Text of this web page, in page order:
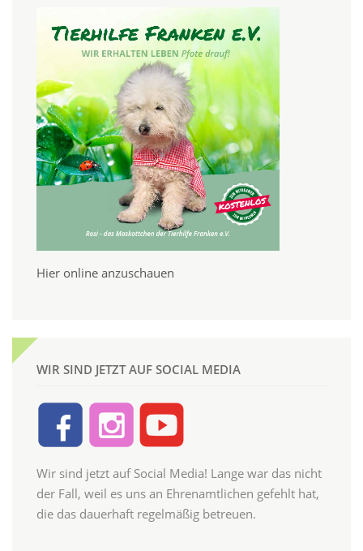
Hier online anzuschauen
WIR SIND JETZT AUF SOCIAL MEDIA
Wir sind jetzt auf Social Media! Lange war das nicht
der Fall, weil es uns an Ehrenamtlichen gefehlt hat,
die das dauerhaft regelmäßig betreuen.